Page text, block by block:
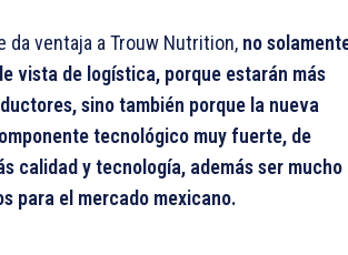
da ventaja a Trouw Nutrition, no
vista de logística, porque estarán más
sino también porque la nueva
tecnológico muy fuerte, de
calidad y tecnología, además ser mucho
para el mercado mexicano.